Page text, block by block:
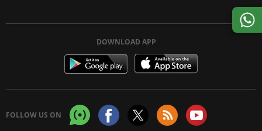
DOWNLOAD APP
FOLLOW US ON